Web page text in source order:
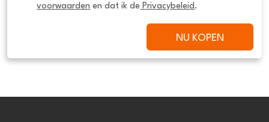
voorwaarden en dat ik de Privacybeleid .
NU KOPEN